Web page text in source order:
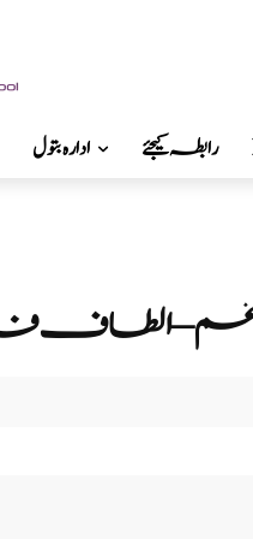
ادارہ بتول رابطہ کیجئے